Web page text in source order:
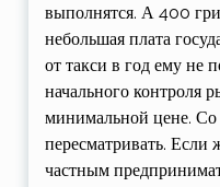
выполнятся. А 400
небольшая плата
от такси в год ему не
начального контроля
минимальной цене.
пересматривать. Если
частным